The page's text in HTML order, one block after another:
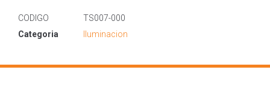
CODIGO
TS007-000
Categoria
Iluminacion